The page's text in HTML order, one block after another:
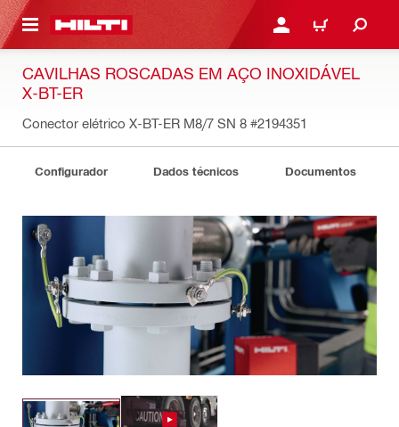
CONTENT ENTRAR OU REGISTAR
CARRINHO
CAVILHAS ROSCADAS EM AÇO INOXIDÁVEL
X-BT-ER
Conector elétrico X-BT-ER M8/7 SN 8 #2194351
Configurador Dados técnicos Documentos